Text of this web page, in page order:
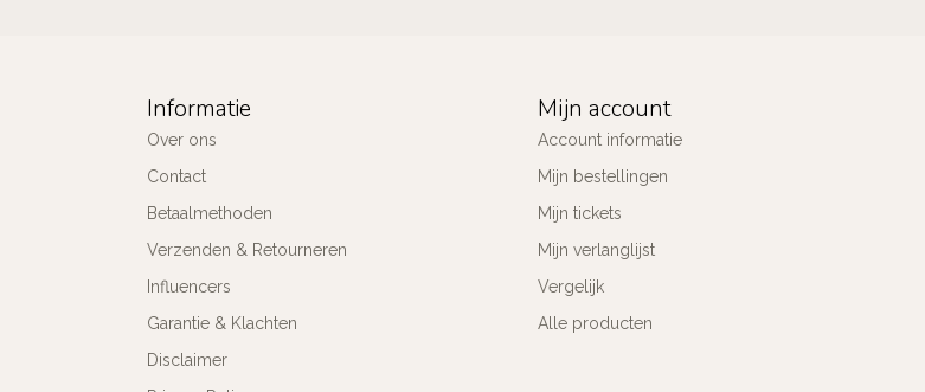
Informatie
Over ons
Contact
Betaalmethoden
Verzenden & Retourneren
Influencers
Garantie & Klachten
Disclaimer
Mijn account
Account informatie
Mijn bestellingen
Mijn tickets
Mijn verlanglijst
Vergelijk
Alle producten